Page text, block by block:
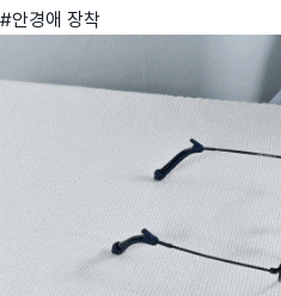
#안경애 장착